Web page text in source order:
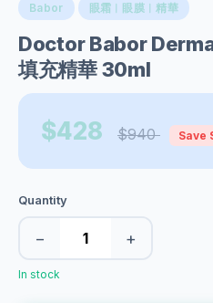
Babor 眼霜︱眼膜︱精華
Doctor Babor
填充精華 30ml
$428 $940 Save
Quantity
− +
In stock